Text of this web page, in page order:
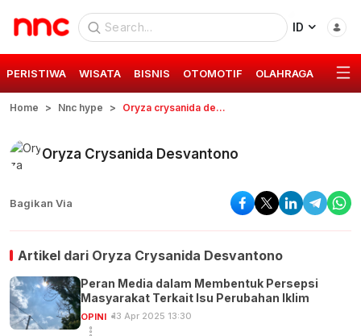
ID
PERISTIWA WISATA BISNIS OTOMOTIF OLAHRAGA GAYA
Home Nnc hype Oryza crysanida desvantono
Oryza Crysanida Desvantono
Bagikan Via
Artikel dari Oryza Crysanida Desvantono
Peran Media dalam Membentuk Persepsi
Masyarakat Terkait Isu Perubahan Iklim
OPINI 13 Apr 2025 13:30